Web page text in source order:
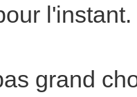
l'instant.
grand